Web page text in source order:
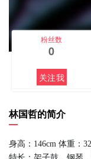
粉丝数
0
关注我
林国哲的简介
身高：146cm 体重：